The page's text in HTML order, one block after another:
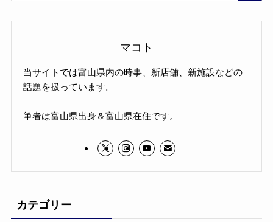
マコト
当サイトでは富山県内の時事、新店舗、新施設などの
話題を扱っています。
筆者は富山県出身＆富山県在住です。
カテゴリー